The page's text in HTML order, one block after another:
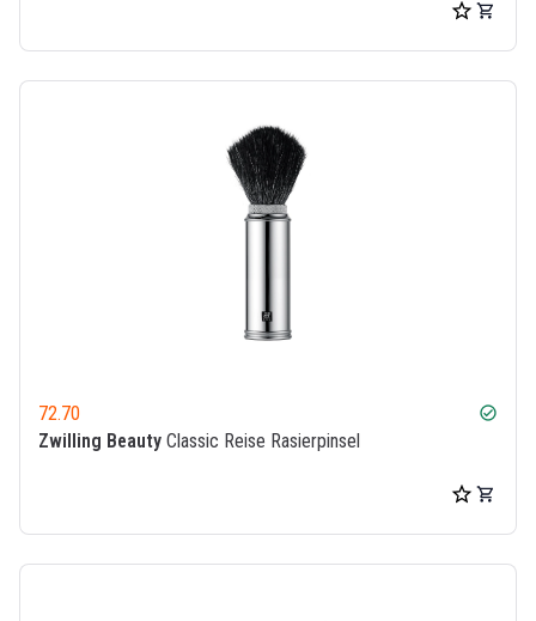
72.70 check_circle
Zwilling Beauty Classic Reise Rasierpinsel